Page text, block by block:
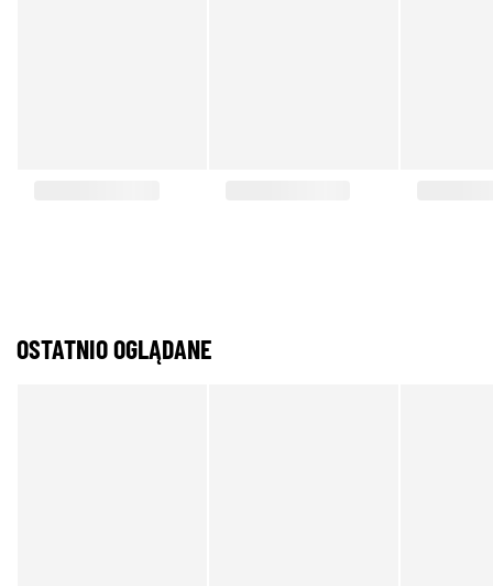
OSTATNIO OGLĄDANE